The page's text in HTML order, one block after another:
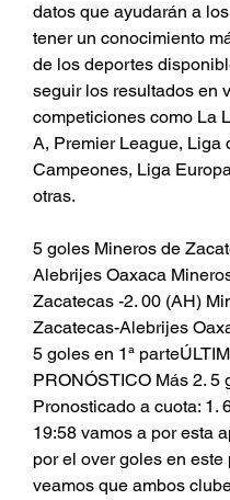
datos que ayudarán a
tener un conocimiento
de los deportes
seguir los resultados en
competiciones como La
A, Premier League, Liga
Campeones, Liga
otras.
5 goles Mineros de
Alebrijes Oaxaca
Zacatecas -2. 00 (AH)
Zacatecas-Alebrijes
5 goles en 1ª
PRONÓSTICO Más 2. 5
Pronosticado a cuota: 1.
19:58 vamos a por esta
por el over goles en este
veamos que ambos